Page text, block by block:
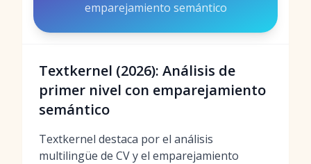
emparejamiento semántico
Textkernel (2026): Análisis de
primer nivel con emparejamiento
semántico
Textkernel destaca por el análisis
multilingüe de CV y el emparejamiento